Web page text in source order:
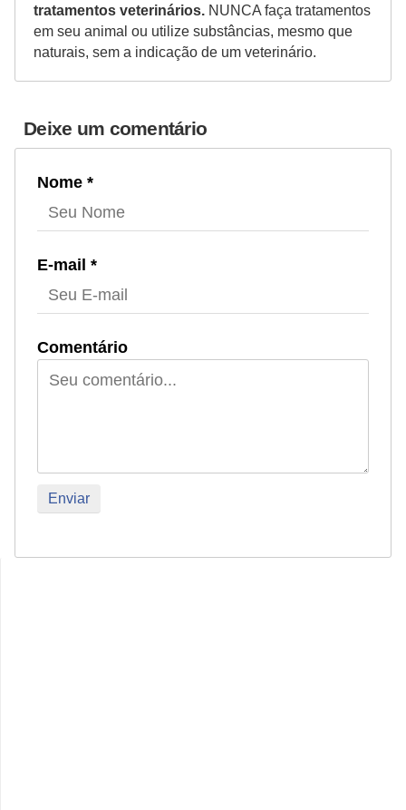
tratamentos veterinários. NUNCA faça tratamentos
em seu animal ou utilize substâncias, mesmo que
naturais, sem a indicação de um veterinário.
Deixe um comentário
Nome *
E-mail *
Comentário
i
o
s
a
ú
e
a
i
m
a